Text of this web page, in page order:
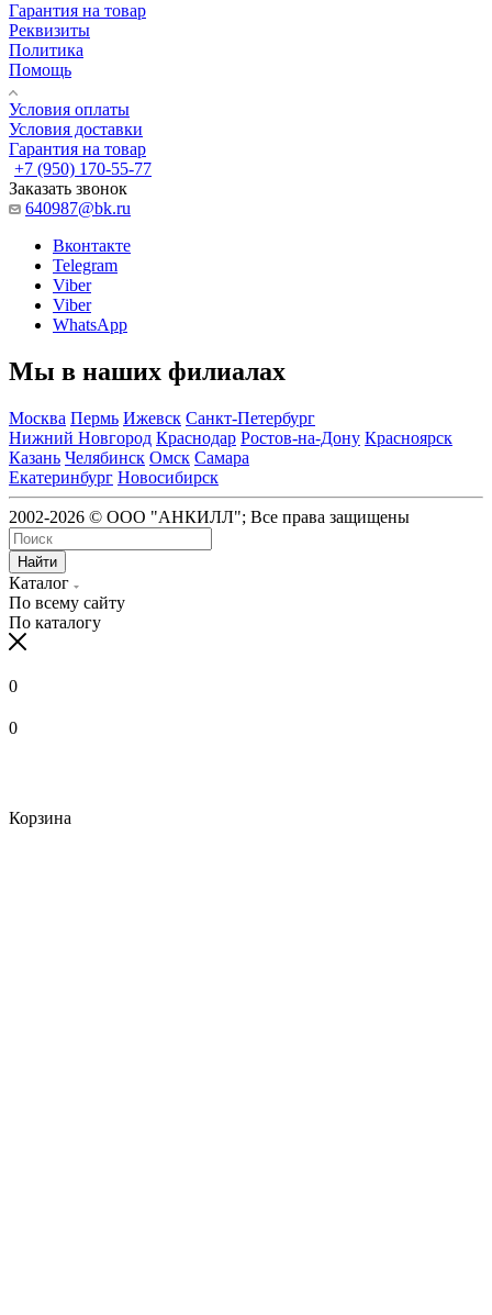
Гарантия на товар
Реквизиты
Политика
Помощь
Условия оплаты
Условия доставки
Гарантия на товар
+7 (950) 170-55-77
Заказать звонок
640987@bk.ru
Вконтакте
Telegram
Viber
Viber
WhatsApp
Мы в наших филиалах
Москва Пермь Ижевск Санкт-Петербург
Нижний Новгород Краснодар Ростов-на-Дону Красноярск
Казань Челябинск Омск Самара
Екатеринбург Новосибирск
2002-2026 © ООО "АНКИЛЛ"; Все права защищены
Найти
Каталог
По всему сайту
По каталогу
0
0
Корзина